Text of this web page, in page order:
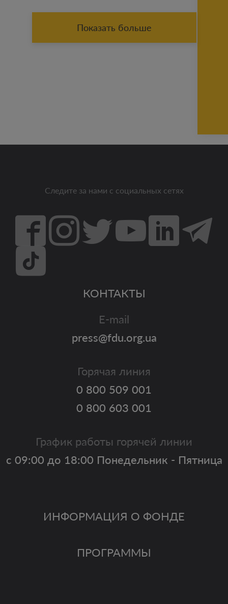
Показать больше
Следите за нами с социальных сетях
ИНФОРМАЦИЯ О ФОНДЕ
ПРОГРАММЫ
КОНТАКТЫ
E-mail
press@fdu.org.ua
Горячая линия
0 800 509 001
0 800 603 001
График работы горячей линии
с 09:00 до 18:00 Понедельник - Пятница